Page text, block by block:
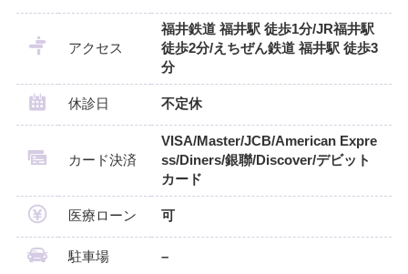
アクセス
福井鉄道 福井駅 徒歩1分/JR福井駅
徒歩2分/えちぜん鉄道 福井駅 徒歩3
分
休診日 不定休
カード決済
VISA/Master/JCB/American Expre
ss/Diners/銀聯/Discover/デビット
カード
医療ローン 可
駐車場 –